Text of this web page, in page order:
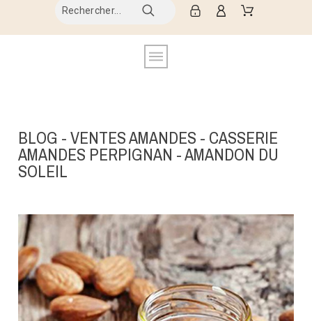
BLOG - VENTES AMANDES - CASSERIE
AMANDES PERPIGNAN - AMANDON DU
SOLEIL